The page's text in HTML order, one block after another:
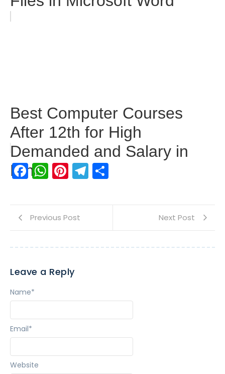
Best Computer Courses
After 12th for High
Demanded and Salary in
HindiFacebook
WhatsApp
Pinterest
Telegram
Previous Post Next Post
Leave a Reply
Name*
Email*
Website